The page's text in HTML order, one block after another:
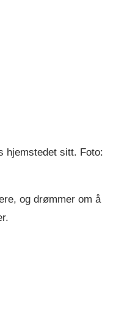
hjemstedet sitt. Foto:
og drømmer om å